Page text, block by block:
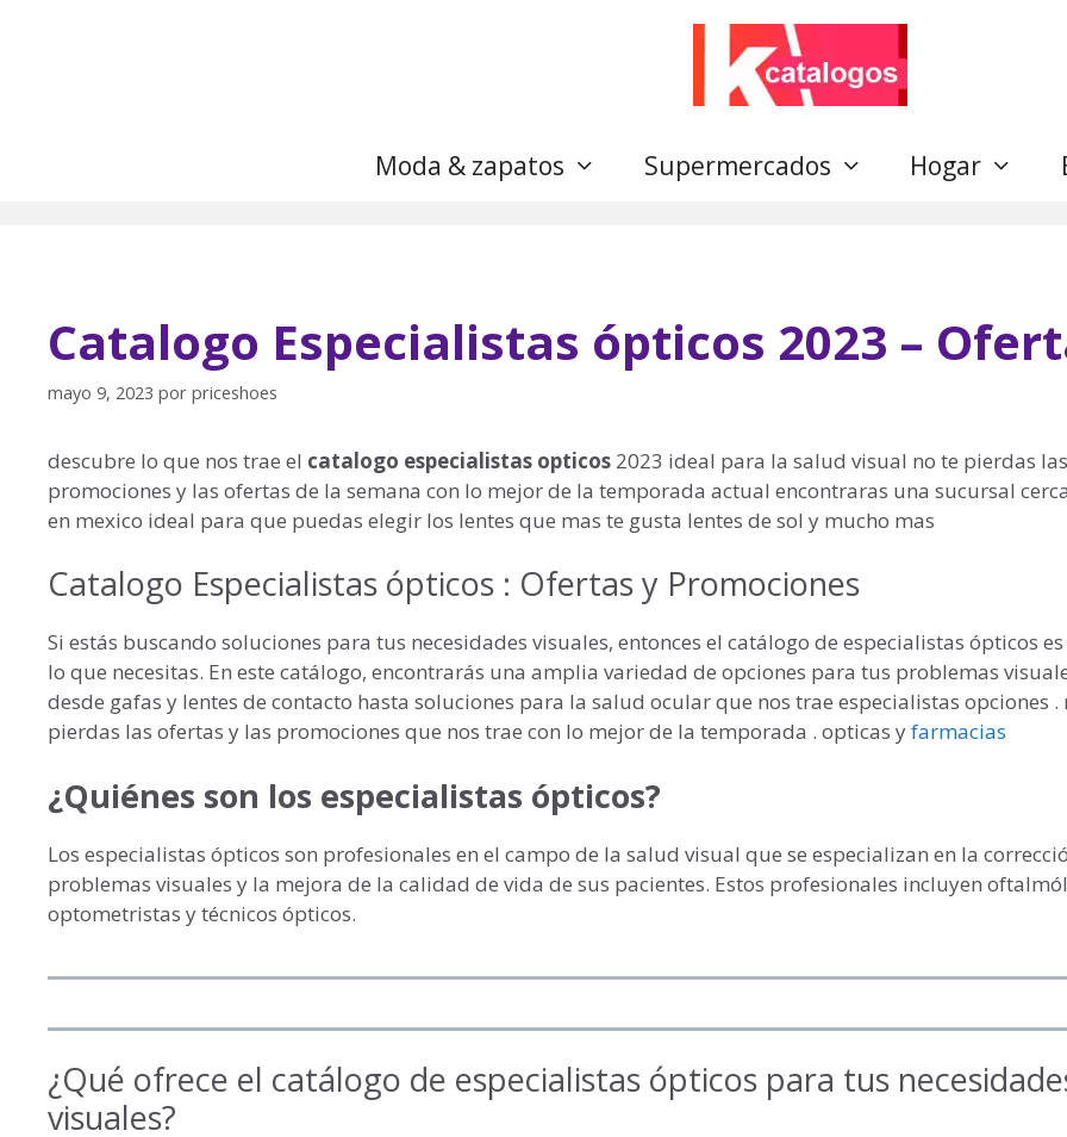
Moda & zapatos Supermercados Hogar
Catalogo Especialistas ópticos 2023 –
mayo 9, 2023 por priceshoes
descubre lo que nos trae el catalogo especialistas opticos 2023 ideal para la salud visual no te pierdas las
promociones y las ofertas de la semana con lo mejor de la temporada actual encontraras una sucursal
en mexico ideal para que puedas elegir los lentes que mas te gusta lentes de sol y mucho mas
Catalogo Especialistas ópticos : Ofertas y Promociones
Si estás buscando soluciones para tus necesidades visuales, entonces el catálogo de especialistas ópticos
lo que necesitas. En este catálogo, encontrarás una amplia variedad de opciones para tus problemas
desde gafas y lentes de contacto hasta soluciones para la salud ocular que nos trae especialistas opciones .
pierdas las ofertas y las promociones que nos trae con lo mejor de la temporada . opticas yfarmacias
¿Quiénes son los especialistas ópticos?
Los especialistas ópticos son profesionales en el campo de la salud visual que se especializan en la
problemas visuales y la mejora de la calidad de vida de sus pacientes. Estos profesionales incluyen
optometristas y técnicos ópticos.
¿Qué ofrece el catálogo de especialistas ópticos para tus
visuales?